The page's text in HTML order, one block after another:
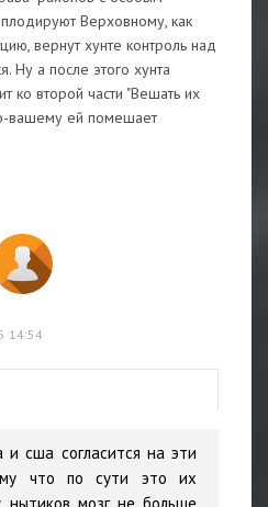
Верховному, как
вернут хунте контроль над
Ну а после этого хунта
ко второй части "Вешать их
вашему ей помешает
14:54
сша согласится на эти
что по сути это их